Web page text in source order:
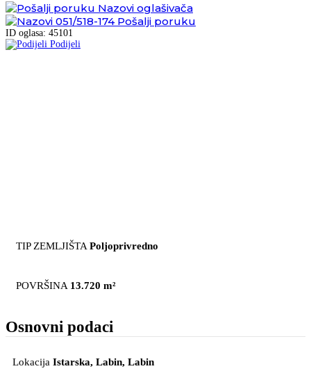
Nazovi oglašivača
051/518-174 Pošalji poruku
ID oglasa: 45101
Podijeli
TIP ZEMLJIŠTA Poljoprivredno
POVRŠINA 13.720 m²
Osnovni podaci
Lokacija Istarska, Labin, Labin